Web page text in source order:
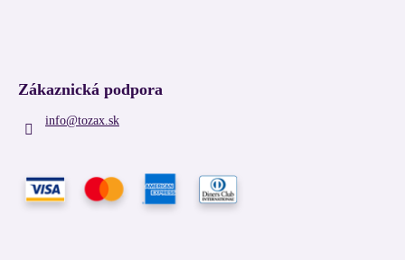
Zákaznická podpora
info@tozax.sk